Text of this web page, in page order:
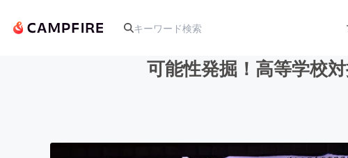
可能性発掘！高等学校